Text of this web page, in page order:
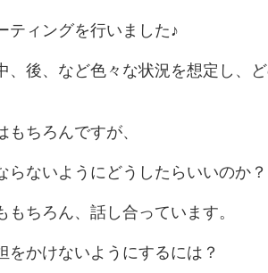
ティングを行いました♪
、後、など色々な状況を想定し、
もちろんですが、
らないようにどうしたらいいのか？
もちろん、話し合っています。
をかけないようにするには？